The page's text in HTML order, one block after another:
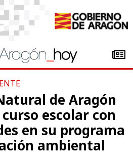
de Aragón
escolar con
en su programa
ambiental